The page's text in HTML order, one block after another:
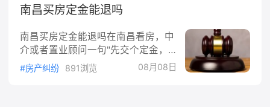
收费这是工程纠纷最主流的算法。依
律上其实给你留了一条完整的路径，
搞清楚钱该由谁出依据《中华人民共
和国民法典》第一千二百零八条，机
动车发生交通事故造成损害的，依照
南昌买房定金能退吗
南昌买房定金能退吗在南昌看房，中
介或者置业顾问一句"先交个定金，
好房源留给你"，很多人头脑一热就
把钱刷了。等冷静下来，或者家里一
#房产纠纷 891浏览 08月08日